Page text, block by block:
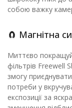
собою важку
🧲 Магнітна
Миттєво
фільтрів Freewell
змогу
потреби у
експозиції за